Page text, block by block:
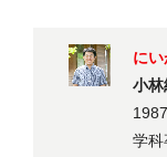
に
小林
学科